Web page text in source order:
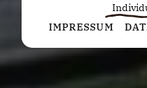
Statistiken
Diese Cookies
Informationen helfen
unsere Website noch
IMPRESSUM